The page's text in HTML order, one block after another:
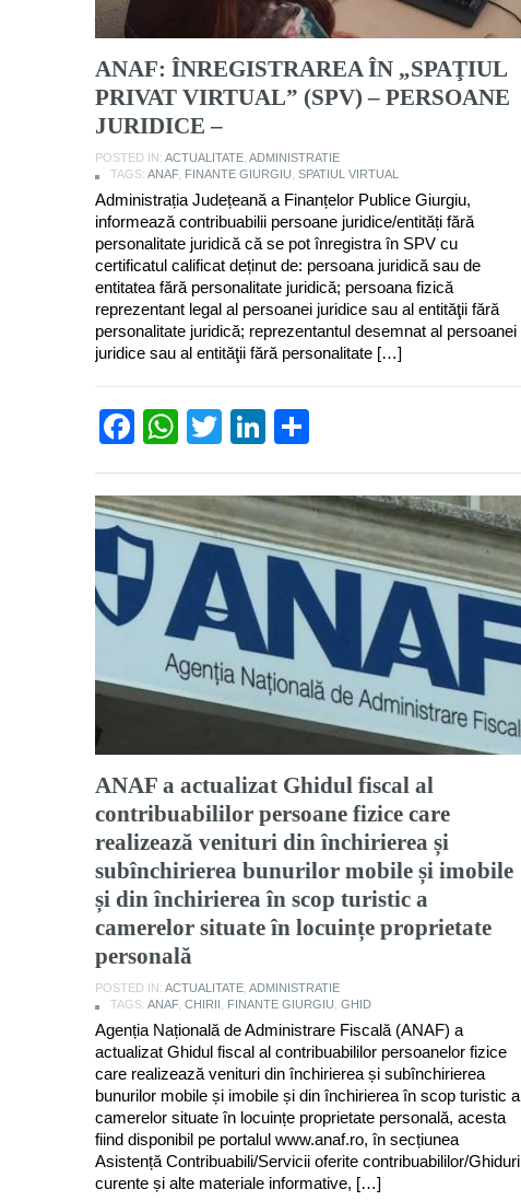
ANAF: ÎNREGISTRAREA ÎN „SPAŢIUL
PRIVAT VIRTUAL” (SPV) – PERSOANE
JURIDICE –
POSTED IN: ACTUALITATE ADMINISTRATIE
TAGS: ANAF, FINANTE GIURGIU SPATIUL VIRTUAL
Administrația Județeană a Finanțelor Publice Giurgiu,
informează contribuabilii persoane juridice/entități fără
personalitate juridică că se pot înregistra în SPV cu
certificatul calificat deținut de: persoana juridică sau de
entitatea fără personalitate juridică; persoana fizică
reprezentant legal al persoanei juridice sau al entităţii fără
personalitate juridică; reprezentantul desemnat al persoanei
juridice sau al entităţii fără personalitate […]
Facebook
WhatsApp
TwitterLinkedIn
ANAF a actualizat Ghidul fiscal al
contribuabililor persoane fizice care
realizează venituri din închirierea și
subînchirierea bunurilor mobile și imobile
și din închirierea în scop turistic a
camerelor situate în locuințe proprietate
personală
POSTED IN: ACTUALITATE ADMINISTRATIE
TAGS: ANAF, CHIRII FINANTE GIURGIU GHID
Agenția Națională de Administrare Fiscală (ANAF) a
actualizat Ghidul fiscal al contribuabililor persoanelor fizice
care realizează venituri din închirierea și subînchirierea
bunurilor mobile și imobile și din închirierea în scop turistic a
camerelor situate în locuințe proprietate personală, acesta
fiind disponibil pe portalul www.anaf.ro, în secțiunea
Asistență Contribuabili/Servicii oferite contribuabililor/Ghiduri
curente și alte materiale informative, […]